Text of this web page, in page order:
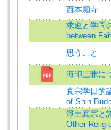
西本願寺
求道と学問
between
思うこと
海印三昧に
真宗学目的
of Shin
淨土真宗と
Other